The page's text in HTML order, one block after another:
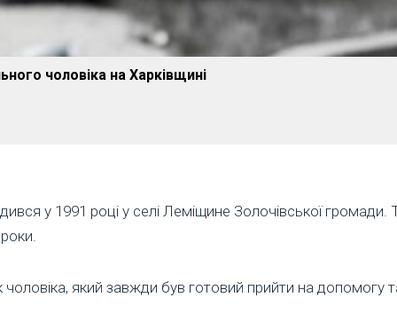
чоловіка на Харківщині
у 1991 році у селі Леміщине Золочівської громади.
який завжди був готовий прийти на допомогу